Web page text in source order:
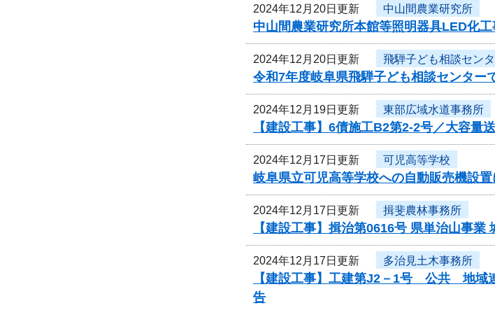
2024年12月20日更新 中山間農業研究所
中山間農業研究所本館等照明器具LED化
2024年12月20日更新 飛騨子ども相談セン
令和7年度岐阜県飛騨子ども相談センター
2024年12月19日更新 東部広域水道事務所
【建設工事】6債施工B2第2-2号／大容
2024年12月17日更新 可児高等学校
岐阜県立可児高等学校への自動販売機設
2024年12月17日更新 揖斐農林事務所
【建設工事】揖治第0616号 県単治山事
2024年12月17日更新 多治見土木事務所
【建設工事】工建第J2－1号 公共 地域
告